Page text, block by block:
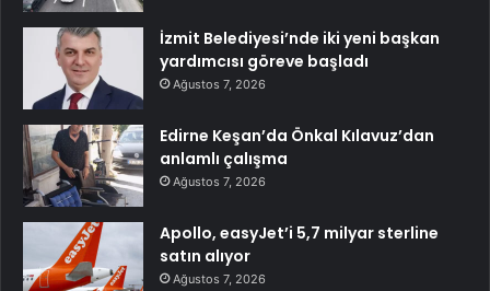
İzmit Belediyesi’nde iki yeni başkan
yardımcısı göreve başladı
Ağustos 7, 2026
Edirne Keşan’da Önkal Kılavuz’dan
anlamlı çalışma
Ağustos 7, 2026
Apollo, easyJet’i 5,7 milyar sterline
satın alıyor
Ağustos 7, 2026